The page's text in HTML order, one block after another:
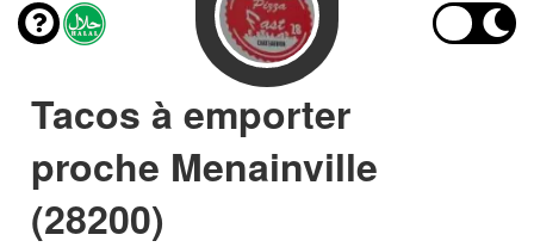
Tacos à emporter
proche Menainville
(28200)